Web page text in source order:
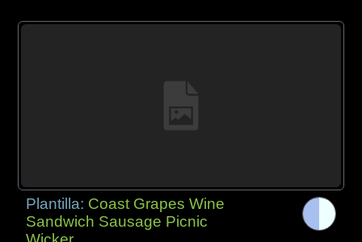
Plantilla: Coast Grapes Wine
Sandwich Sausage Picnic